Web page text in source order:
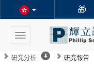
🎁
Toggle
navigation
研究分析 研究報告